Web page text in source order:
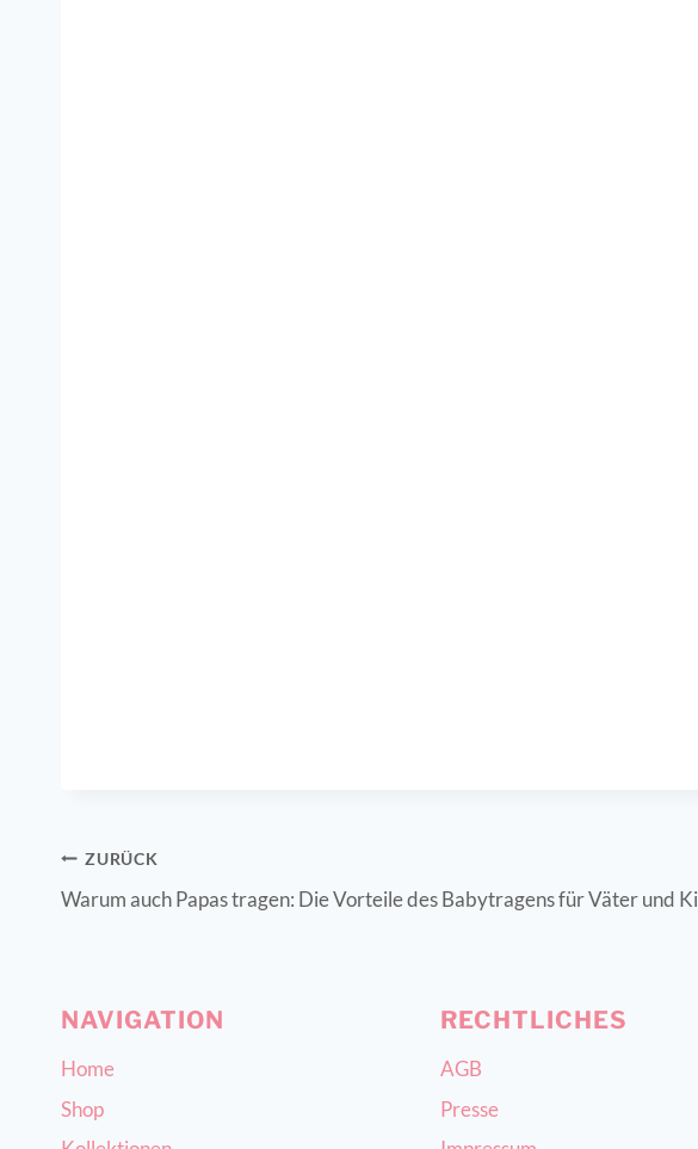
ZURÜCK
Warum auch Papas tragen: Die Vorteile des Babytragens für Väter und
NAVIGATION
Home
Shop
RECHTLICHES
AGB
Presse